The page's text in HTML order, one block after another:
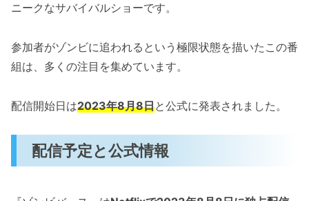
ニークなサバイバルショーです。
参加者がゾンビに追われるという極限状態を描いたこの番
組は、多くの注目を集めています。
配信開始日は2023年8月8日と公式に発表されました。
配信予定と公式情報